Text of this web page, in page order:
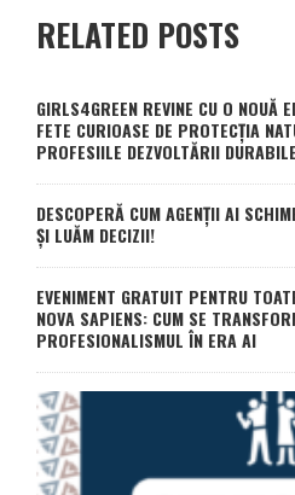
RELATED POSTS
GIRLS4GREEN REVINE CU O NOUĂ
FETE CURIOASE DE PROTECȚIA
PROFESIILE DEZVOLTĂRII
DESCOPERĂ CUM AGENȚII AI
ȘI LUĂM DECIZII!
EVENIMENT GRATUIT PENTRU
NOVA SAPIENS: CUM SE
PROFESIONALISMUL ÎN ERA AI